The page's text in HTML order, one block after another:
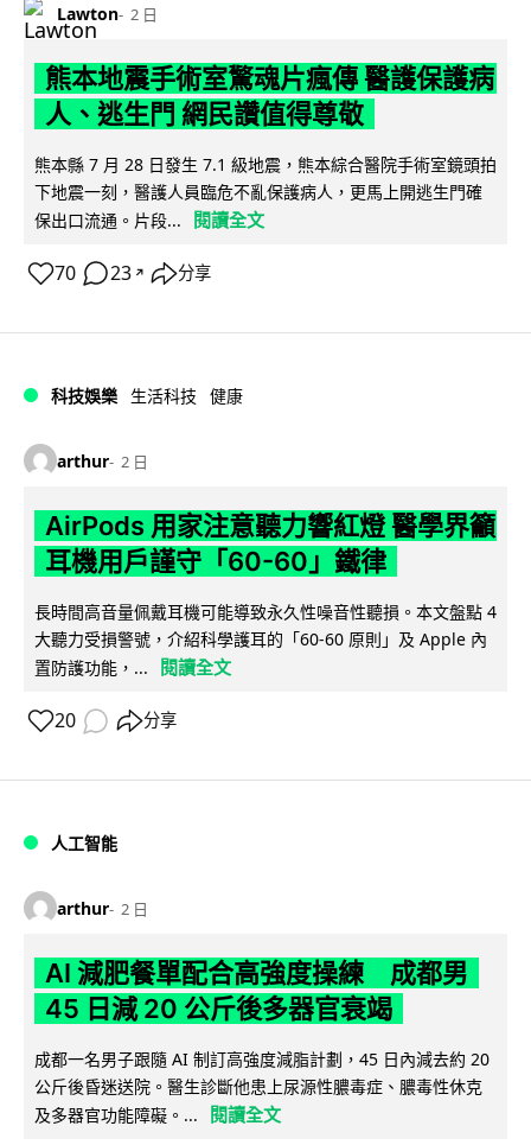
Lawton 2 日
熊本地震手術室驚魂片瘋傳 醫護保護病
人、逃生門 網民讚值得尊敬
熊本縣 7 月 28 日發生 7.1 級地震，熊本綜合醫院手術室鏡頭拍
下地震一刻，醫護人員臨危不亂保護病人，更馬上開逃生門確
保出口流通。片段...
閱讀全文
70 23 ↗ 分享
科技娛樂 生活科技 健康
arthur 2 日
AirPods 用家注意聽力響紅燈 醫學界籲
耳機用戶謹守「60-60」鐵律
長時間高音量佩戴耳機可能導致永久性噪音性聽損。本文盤點 4
大聽力受損警號，介紹科學護耳的「60-60 原則」及 Apple 內
置防護功能，...
閱讀全文
20 分享
人工智能
arthur 2 日
AI 減肥餐單配合高強度操練 成都男
45 日減 20 公斤後多器官衰竭
成都一名男子跟隨 AI 制訂高強度減脂計劃，45 日內減去約 20
公斤後昏迷送院。醫生診斷他患上尿源性膿毒症、膿毒性休克
及多器官功能障礙。...
閱讀全文